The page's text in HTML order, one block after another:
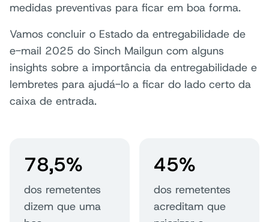
medidas preventivas para ficar em boa forma.
Vamos concluir o Estado da entregabilidade de
e-mail 2025 do Sinch Mailgun com alguns
insights sobre a importância da entregabilidade e
lembretes para ajudá-lo a ficar do lado certo da
caixa de entrada.
78,5%
dos remetentes
dizem que uma
45%
dos remetentes
acreditam que